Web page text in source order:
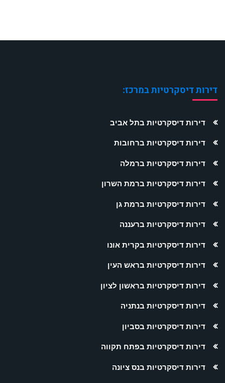
דירות דיסקרטיות במרכז:
דירות דיסקרטיות בתל אביב
דירות דיסקרטיות ברחובות
דירות דיסקרטיות ברמלה
דירות דיסקרטיות ברמת השרון
דירות דיסקרטיות ברמת גן
דירות דיסקרטיות ברעננה
דירות דיסקרטיות בקרית אונו
דירות דיסקרטיות בראש העין
דירות דיסקרטיות בראשון לציון
דירות דיסקרטיות בנתניה
דירות דיסקרטיות בסביון
דירות דיסקרטיות בפתח תקווה
דירות דיסקרטיות בנס ציונה